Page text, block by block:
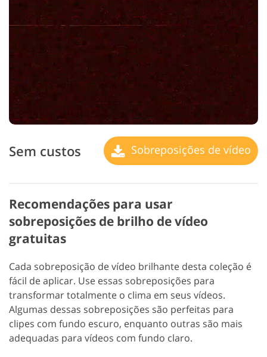
Sem custos Sobreposições de vídeo
Recomendações para usar
sobreposições de brilho de vídeo
gratuitas
Cada sobreposição de vídeo brilhante desta coleção é
fácil de aplicar. Use essas sobreposições para
transformar totalmente o clima em seus vídeos.
Algumas dessas sobreposições são perfeitas para
clipes com fundo escuro, enquanto outras são mais
adequadas para vídeos com fundo claro.